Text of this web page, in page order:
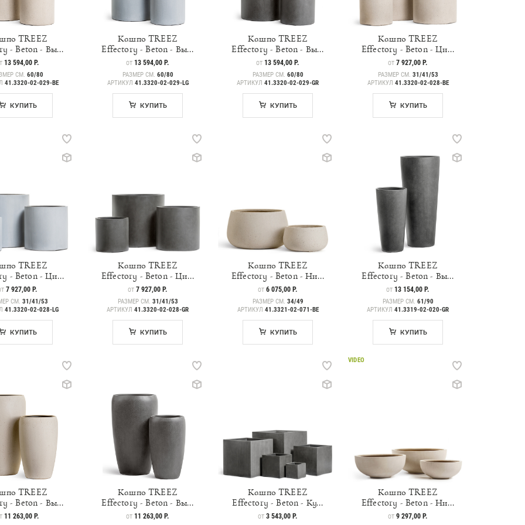
TREEZ
- Beton - Вы...
13 594,00 Р.
СМ. 60/80
41.3320-02-029-BE
КУПИТЬ
Кашпо TREEZ
Effectory - Beton - Вы...
ЦЕНА
ОТ 13 594,00 Р.
РАЗМЕР СМ. 60/80
АРТИКУЛ 41.3320-02-029-LG
КУПИТЬ
Кашпо TREEZ
Effectory - Beton - Вы...
ЦЕНА
ОТ 13 594,00 Р.
РАЗМЕР СМ. 60/80
АРТИКУЛ 41.3320-02-029-GR
КУПИТЬ
Кашпо TREEZ
Effectory - Beton - Ци...
ЦЕНА
ОТ 7 927,00 Р.
РАЗМЕР СМ. 31/41/53
АРТИКУЛ 41.3320-02-028-BE
КУПИТЬ
TREEZ
- Beton - Ци...
7 927,00 Р.
СМ. 31/41/53
41.3320-02-028-LG
КУПИТЬ
Кашпо TREEZ
Effectory - Beton - Ци...
ЦЕНА
ОТ 7 927,00 Р.
РАЗМЕР СМ. 31/41/53
АРТИКУЛ 41.3320-02-028-GR
КУПИТЬ
Кашпо TREEZ
Effectory - Beton - Ни...
ЦЕНА
ОТ 6 075,00 Р.
РАЗМЕР СМ. 34/49
АРТИКУЛ 41.3321-02-071-BE
КУПИТЬ
Кашпо TREEZ
Effectory - Beton - Вы...
ЦЕНА
ОТ 13 154,00 Р.
РАЗМЕР СМ. 61/90
АРТИКУЛ 41.3319-02-020-GR
КУПИТЬ
TREEZ
- Beton - Вы...
11 263,00 Р.
Кашпо TREEZ
Effectory - Beton - Вы...
ЦЕНА
ОТ 11 263,00 Р.
Кашпо TREEZ
Effectory - Beton - Ку...
ЦЕНА
ОТ 3 543,00 Р.
VIDEO
Кашпо TREEZ
Effectory - Beton - Ни...
ЦЕНА
ОТ 9 297,00 Р.